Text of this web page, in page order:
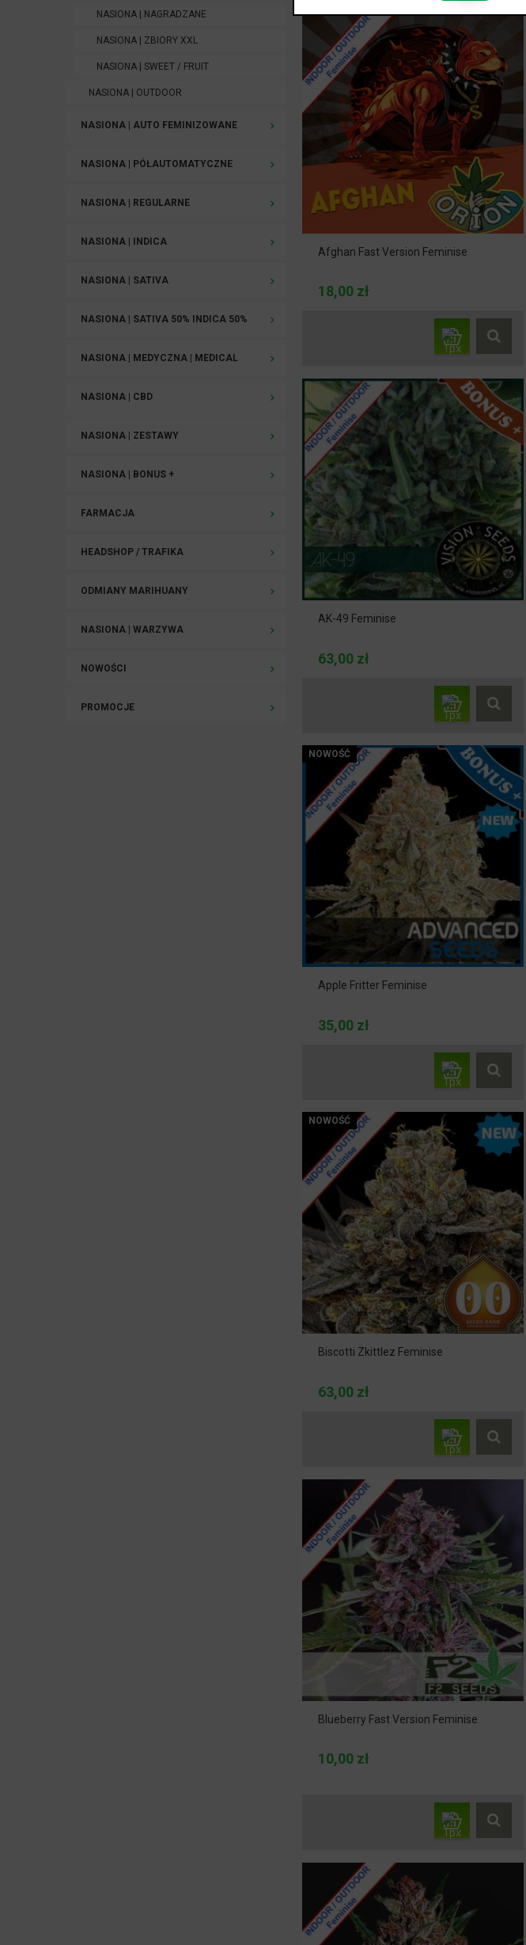
NASIONA | NAGRADZANE
NASIONA | ZBIORY XXL
NASIONA | SWEET / FRUIT
NASIONA | OUTDOOR
NASIONA | AUTO FEMINIZOWANE
NASIONA | PÓŁAUTOMATYCZNE
NASIONA | REGULARNE
NASIONA | INDICA
NASIONA | SATIVA
NASIONA | SATIVA 50% INDICA 50%
NASIONA | MEDYCZNA | MEDICAL
NASIONA | CBD
NASIONA | ZESTAWY
NASIONA | BONUS +
FARMACJA
HEADSHOP / TRAFIKA
ODMIANY MARIHUANY
NASIONA | WARZYWA
NOWOŚCI
PROMOCJE
Afghan Fast Version Feminise
18,00 zł
AK-49 Feminise
63,00 zł
Apple Fritter Feminise
35,00 zł
NOWOŚĆ
Biscotti Zkittlez Feminise
63,00 zł
NOWOŚĆ
Blueberry Fast Version Feminise
10,00 zł